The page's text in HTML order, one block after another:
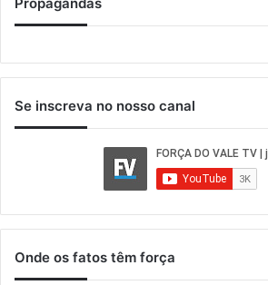
Se inscreva no nosso canal
Onde os fatos têm força